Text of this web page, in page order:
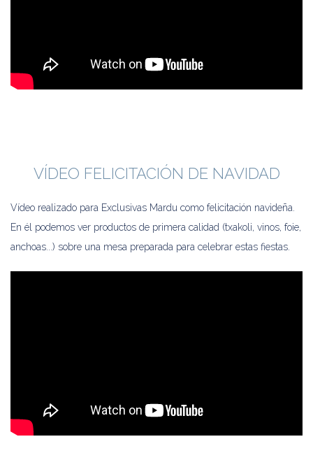
VÍDEO FELICITACIÓN DE NAVIDAD
Vídeo realizado para Exclusivas Mardu como felicitación navideña.
En él podemos ver productos de primera calidad (txakoli, vinos, foie,
anchoas...) sobre una mesa preparada para celebrar estas fiestas.